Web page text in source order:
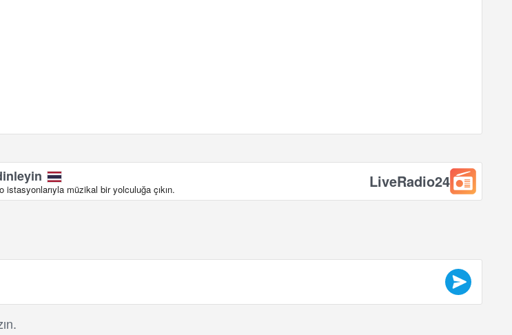
müzikal bir yolculuğa çıkın. LiveRadio24